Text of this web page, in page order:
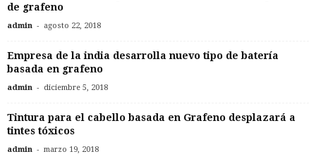
de grafeno
admin - agosto 22, 2018
Empresa de la india desarrolla nuevo tipo de batería
basada en grafeno
admin - diciembre 5, 2018
Tintura para el cabello basada en Grafeno desplazará a
tintes tóxicos
admin - marzo 19, 2018